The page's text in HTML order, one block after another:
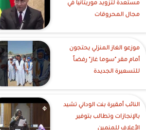
مستعدة لتزويد موريتانيا في
مجال المحروقات
موزعو الغاز المنزلي يحتجون
أمام مقر "سوما غاز" رفضاً
للتسعيرة الجديدة
النائب أمقيرة بنت الوداني تشيد
بالإنجازات وتطالب بتوفير